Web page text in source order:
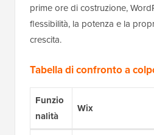
prime ore di costruzione,
flessibilità, la potenza e la
crescita.
Tabella di confronto a
Funzio
nalità
Wix